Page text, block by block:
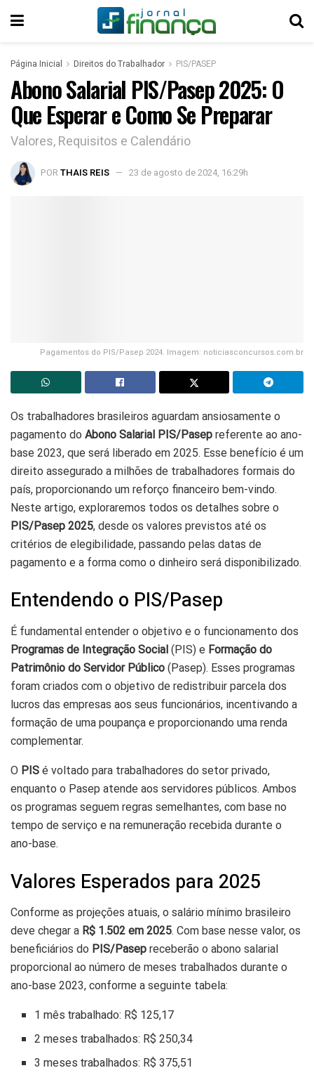
Página Inicial Direitos do Trabalhador PIS/PASEP
Abono Salarial PIS/Pasep 2025: O
Que Esperar e Como Se Preparar
Valores, Requisitos e Calendário
POR THAIS REIS 23 de agosto de 2024, 16:29h
Pagamentos do PIS/Pasep 2024. Imagem: noticiasconcursos.com.br
Os trabalhadores brasileiros aguardam ansiosamente o
pagamento do Abono Salarial PIS/Pasep referente ao ano-
base 2023, que será liberado em 2025. Esse benefício é um
direito assegurado a milhões de trabalhadores formais do
país, proporcionando um reforço financeiro bem-vindo.
Neste artigo, exploraremos todos os detalhes sobre o
PIS/Pasep 2025, desde os valores previstos até os
critérios de elegibilidade, passando pelas datas de
pagamento e a forma como o dinheiro será disponibilizado.
Entendendo o PIS/Pasep
É fundamental entender o objetivo e o funcionamento dos
Programas de Integração Social (PIS) e Formação do
Patrimônio do Servidor Público (Pasep). Esses programas
foram criados com o objetivo de redistribuir parcela dos
lucros das empresas aos seus funcionários, incentivando a
formação de uma poupança e proporcionando uma renda
complementar.
O PIS é voltado para trabalhadores do setor privado,
enquanto o Pasep atende aos servidores públicos. Ambos
os programas seguem regras semelhantes, com base no
tempo de serviço e na remuneração recebida durante o
ano-base.
Valores Esperados para 2025
Conforme as projeções atuais, o salário mínimo brasileiro
deve chegar a R$ 1.502 em 2025. Com base nesse valor, os
beneficiários do PIS/Pasep receberão o abono salarial
proporcional ao número de meses trabalhados durante o
ano-base 2023, conforme a seguinte tabela:
1 mês trabalhado: R$ 125,17
2 meses trabalhados: R$ 250,34
3 meses trabalhados: R$ 375,51